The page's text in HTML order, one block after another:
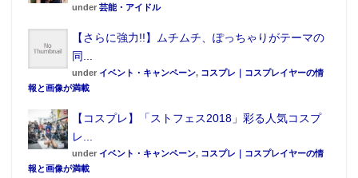
under 芸能・アイドル
【さらに強力!!】ムチムチ、ぽっちゃりがテーマの
同...
under イベント・キャンペーン, コスプレ｜コスプレイヤーの情
報と画像が満載
【コスプレ】「ストフェス2018」彩る人気コスプ
レ...
under イベント・キャンペーン, コスプレ｜コスプレイヤーの情
報と画像が満載